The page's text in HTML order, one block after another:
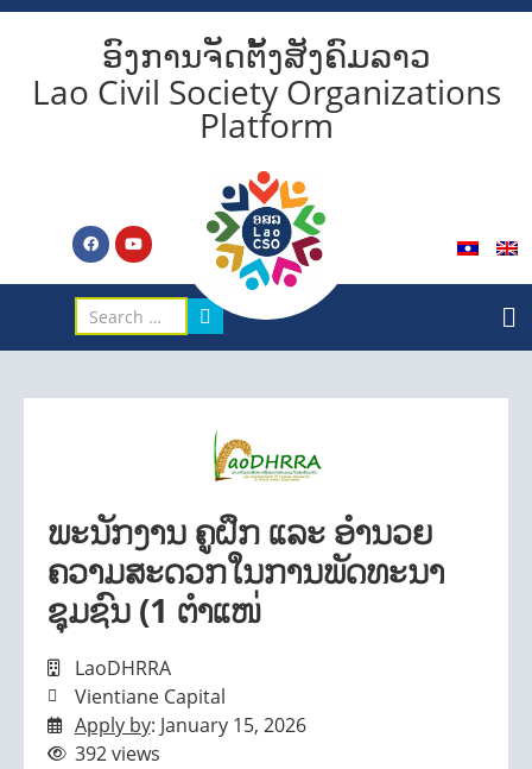
ອົງການຈັດຕັ້ງສັງຄົມລາວ
Lao Civil Society Organizations
Platform
ພະນັກງານ ຄູຝຶກ ແລະ ອຳນວຍ
ຄວາມສະດວກໃນການພັດທະນາ
ຊຸມຊົນ (1 ຕຳແໜ່
LaoDHRRA
Vientiane Capital
Apply by: January 15, 2026
392 views